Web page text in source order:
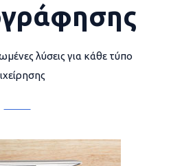
λύσεις για κάθε τύπο